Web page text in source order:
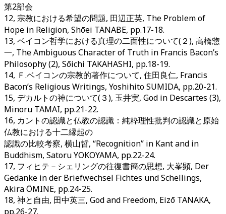
第2部会
12, 宗教における希望の問題, 田辺正英, The Problem of
Hope in Religion, Shōei TANABE, pp.17-18.
13, ベイコン哲学における真理の二面性について(２), 高橋惣
一, The Ambiguous Character of Truth in Francis Bacon’s
Philosophy (2), Sōichi TAKAHASHI, pp.18-19.
14, Ｆ.ベイコンの宗教的著作について, 住田良仁, Francis
Bacon’s Religious Writings, Yoshihito SUMIDA, pp.20-21.
15, デカルトの神について(３), 玉井実, God in Descartes (3),
Minoru TAMAI, pp.21-22.
16, カントの認識と仏教の認識：純粋理性批判の認識と原始
仏教における十二縁起の
認識の比較考察, 横山哲, “Recognition” in Kant and in
Buddhism, Satoru YOKOYAMA, pp.22-24.
17, フィヒテ－シェリングの往復書簡の思想, 大峯顕, Der
Gedanke in der Briefwechsel Fichtes und Schellings,
Akira ŌMINE, pp.24-25.
18, 神と自由, 田中英三, God and Freedom, Eizō TANAKA,
pp.26-27.